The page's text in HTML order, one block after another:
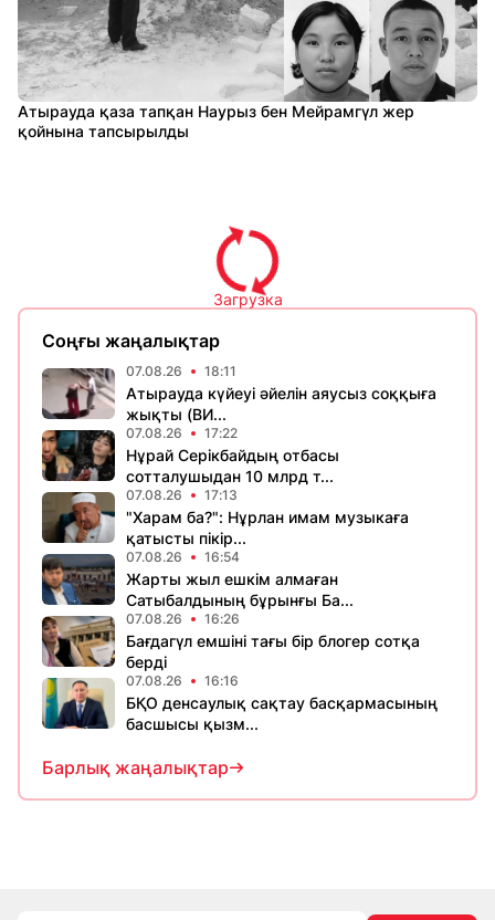
Атырауда қаза тапқан Наурыз бен Мейрамгүл жер
қойнына тапсырылды
Загрузка
Соңғы жаңалықтар
07.08.26 18:11
Атырауда күйеуі әйелін аяусыз соққыға
жықты (ВИ...
07.08.26 17:22
Нұрай Серікбайдың отбасы
сотталушыдан 10 млрд т...
07.08.26 17:13
"Харам ба?": Нұрлан имам музыкаға
қатысты пікір...
07.08.26 16:54
Жарты жыл ешкім алмаған
Сатыбалдының бұрынғы Ба...
07.08.26 16:26
Бағдагүл емшіні тағы бір блогер сотқа
берді
07.08.26 16:16
БҚО денсаулық сақтау басқармасының
басшысы қызм...
Барлық жаңалықтар